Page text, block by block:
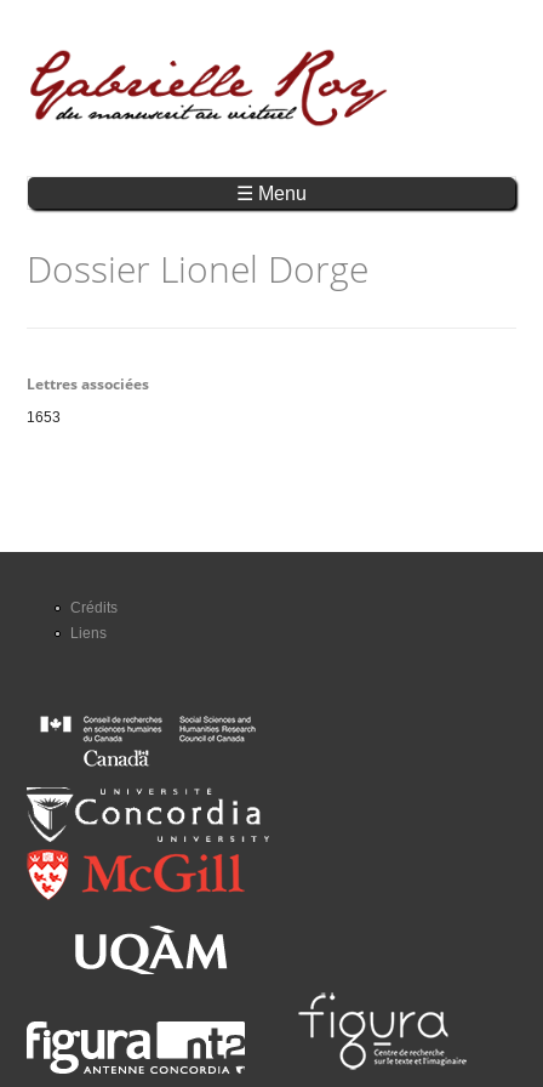
☰ Menu
Dossier Lionel Dorge
Lettres associées
1653
Crédits
Liens